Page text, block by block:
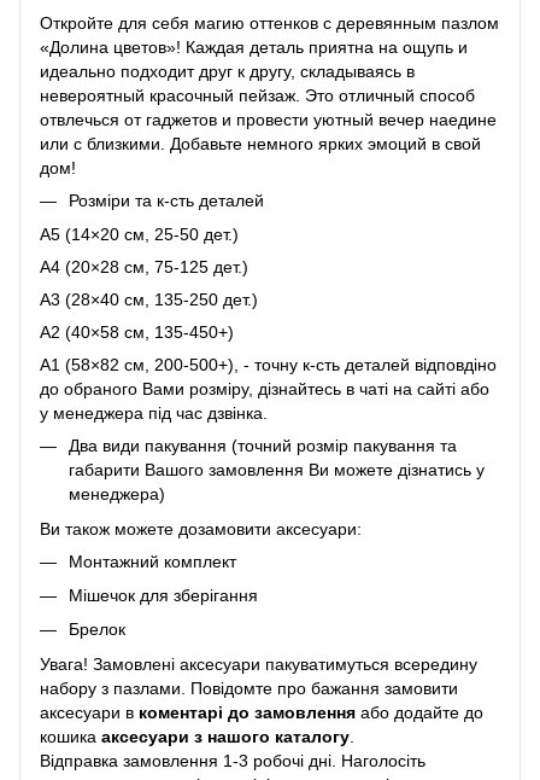
Откройте для себя магию оттенков с деревянным пазлом
«Долина цветов»! Каждая деталь приятна на ощупь и
идеально подходит друг к другу, складываясь в
невероятный красочный пейзаж. Это отличный способ
отвлечься от гаджетов и провести уютный вечер наедине
или с близкими. Добавьте немного ярких эмоций в свой
дом!
Розміри та к-сть деталей
A5 (14×20 см, 25-50 дет.)
A4 (20×28 см, 75-125 дет.)
A3 (28×40 см, 135-250 дет.)
A2 (40×58 см, 135-450+)
A1 (58×82 см, 200-500+), - точну к-сть деталей відповдіно
до обраного Вами розміру, дізнайтесь в чаті на сайті або
у менеджера під час дзвінка.
Два види пакування (точний розмір пакування та
габарити Вашого замовлення Ви можете дізнатись у
менеджера)
Ви також можете дозамовити аксесуари:
Монтажний комплект
Мішечок для зберігання
Брелок
Увага! Замовлені аксесуари пакуватимуться всередину
набору з пазлами. Повідомте про бажання замовити
аксесуари в коментарі до замовлення або додайте до
кошика аксесуари з нашого каталогу
Відправка замовлення 1-3 робочі дні. Наголосіть